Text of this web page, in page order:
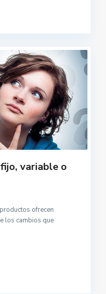
variable o
ofrecen
los cambios que